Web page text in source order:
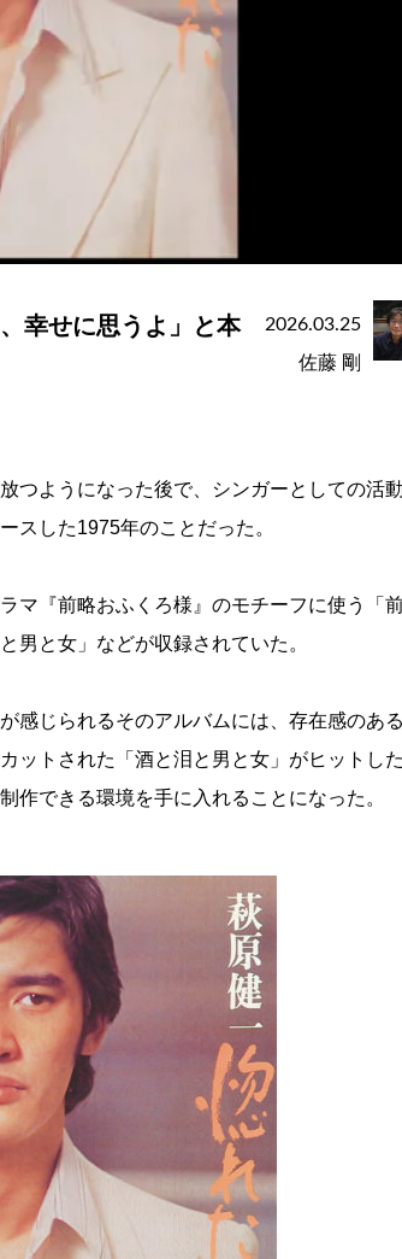
幸せに思うよ」と本
2026.03.25
佐藤 剛
つようになった後で、シンガーとしての活
スした1975年のことだった。
マ『前略おふくろ様』のモチーフに使う「
男と女」などが収録されていた。
感じられるそのアルバムには、存在感のあ
ットされた「酒と泪と男と女」がヒットし
作できる環境を手に入れることになった。